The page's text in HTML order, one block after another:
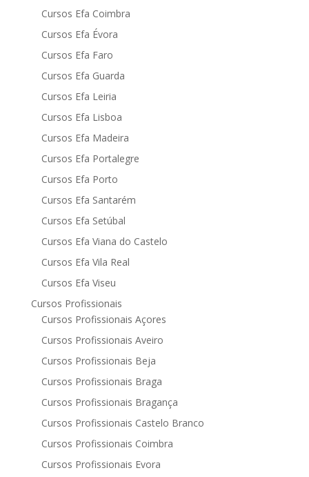
Cursos Efa Coimbra
Cursos Efa Évora
Cursos Efa Faro
Cursos Efa Guarda
Cursos Efa Leiria
Cursos Efa Lisboa
Cursos Efa Madeira
Cursos Efa Portalegre
Cursos Efa Porto
Cursos Efa Santarém
Cursos Efa Setúbal
Cursos Efa Viana do Castelo
Cursos Efa Vila Real
Cursos Efa Viseu
Cursos Profissionais
Cursos Profissionais Açores
Cursos Profissionais Aveiro
Cursos Profissionais Beja
Cursos Profissionais Braga
Cursos Profissionais Bragança
Cursos Profissionais Castelo Branco
Cursos Profissionais Coimbra
Cursos Profissionais Evora